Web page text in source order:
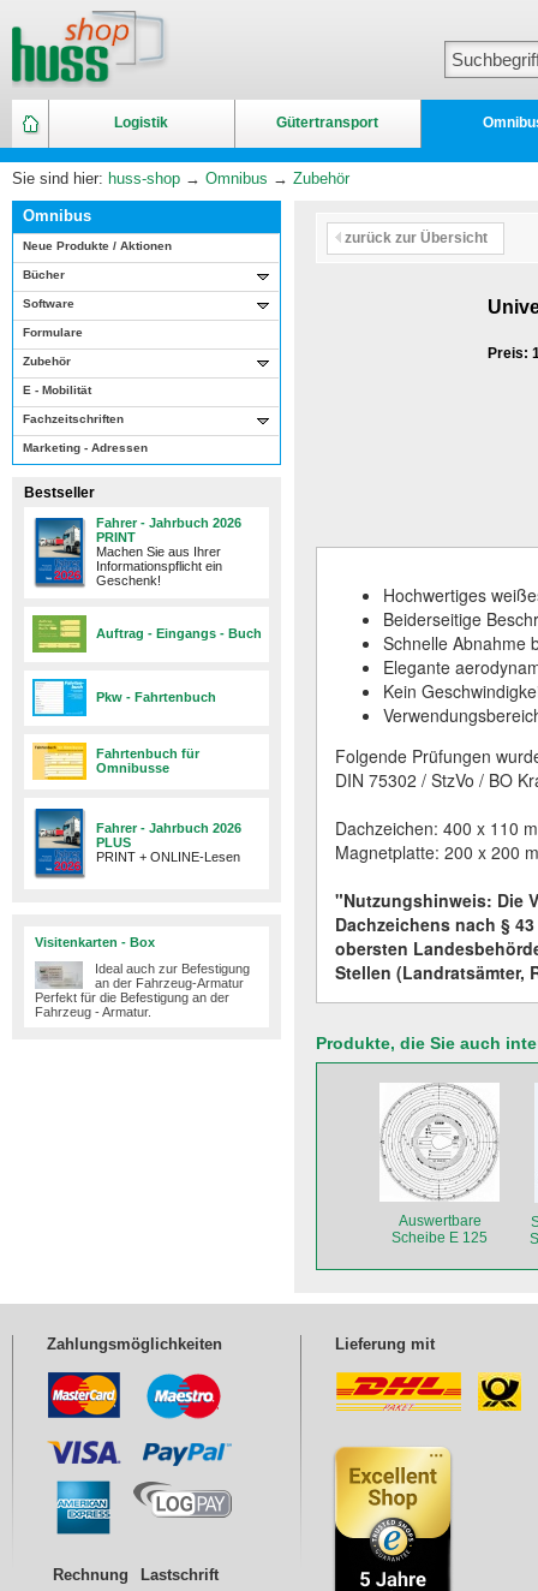
Logistik Gütertransport
Sie sind hier: huss-shop → Omnibus → Zubehör
Omnibus
Neue Produkte / Aktionen
Bücher
Software
Formulare
Zubehör
E - Mobilität
Fachzeitschriften
Marketing - Adressen
Bestseller
Fahrer - Jahrbuch 2026
PRINT
Machen Sie aus Ihrer
Informationspflicht ein
Geschenk!
Auftrag - Eingangs - Buch
Pkw - Fahrtenbuch
Fahrtenbuch für
Omnibusse
Fahrer - Jahrbuch 2026
PLUS
PRINT + ONLINE-Lesen
Visitenkarten - Box
Ideal auch zur Befestigung
an der Fahrzeug-Armatur
Perfekt für die Befestigung an der
Fahrzeug - Armatur.​
zurück zur Übersicht
Preis:
Hochwertiges
Beiderseitige
Schnelle Abnahme
Elegante
Kein
Folgende Prüfungen
DIN 75302 / StzVo / BO
Dachzeichen: 400 x 110
Magnetplatte: 200 x 200
"Nutzungshinweis: Die
Dachzeichens nach §
obersten
Stellen (Landratsämter,
Produkte, die Sie auch
Auswertbare
Scheibe E 125
Zahlungsmöglichkeiten
Rechnung
Lastschrift
Lieferung mit